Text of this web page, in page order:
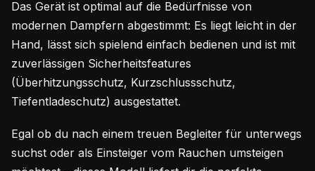
Das Gerät ist optimal auf die Bedürfnisse von
modernen Dampfern abgestimmt: Es liegt leicht in der
Hand, lässt sich spielend einfach bedienen und ist mit
zuverlässigen Sicherheitsfeatures
(Überhitzungsschutz, Kurzschlussschutz,
Tiefentladeschutz) ausgestattet.
Egal ob du nach einem treuen Begleiter für unterwegs
suchst oder als Einsteiger vom Rauchen umsteigen